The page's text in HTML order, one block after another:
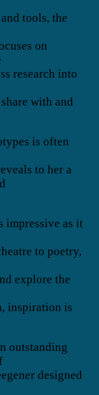
tools, the
on
research into
with and
is often
to her a
impressive as it
to poetry,
explore the
inspiration is
outstanding
designed